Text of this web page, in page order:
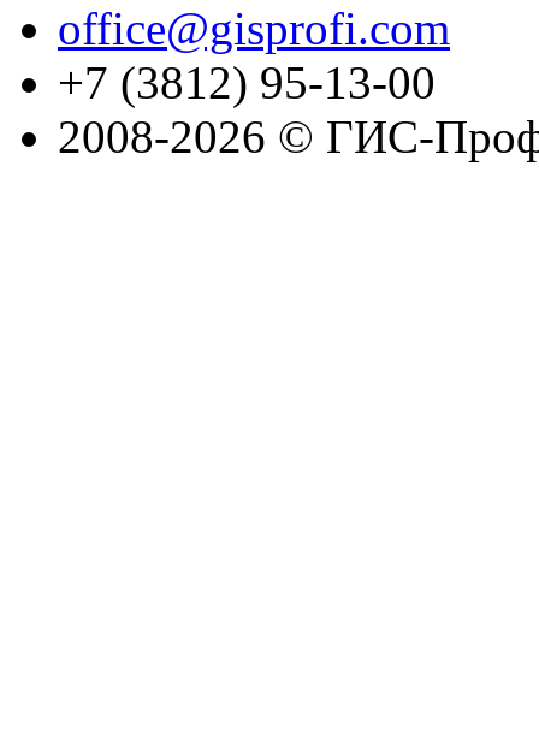
office@gisprofi.com
+7 (3812) 95-13-00
2008-2026 © ГИС-